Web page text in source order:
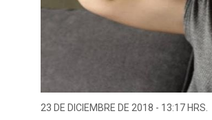
23 DE DICIEMBRE DE 2018 - 13:17 HRS.